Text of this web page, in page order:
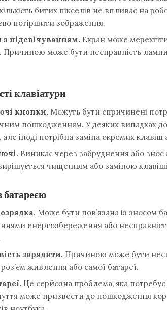
битих пікселів не впливає на
погіршити зображення.
підсвічуванням. Екран може
Причиною може бути несправність лампи
клавіатури
кнопки. Можуть бути спричинені
пошкодженням. У деяких випадках
але іноді потрібна заміна окремих клавіш
Виникає через забруднення або знос
чищенням або заміною
Може бути пов’язана із зносом
енергозбереження або
зарядити. Причиною може бути
живлення або самої батареї.
Це серйозна проблема, яка
може призвести до пошкодження